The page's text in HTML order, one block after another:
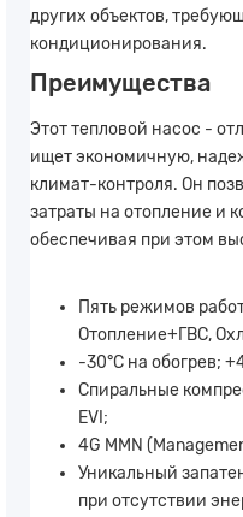
других объектов,
кондиционирования.
Преимущества
Этот тепловой насос -
ищет экономичную,
климат-контроля. Он
затраты на отопление и
обеспечивая при этом
Пять режимов
Отопление+ГВС,
-30°С на обогрев;
Спиральные
EVI;
4G MMN
Уникальный
при отсутствии